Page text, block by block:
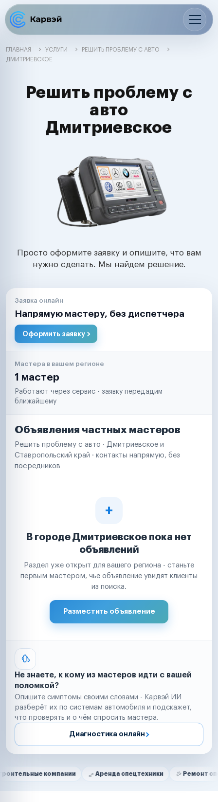
ГЛАВНАЯ УСЛУГИ
РЕШИТЬ ПРОБЛЕМУ С АВТО
ДМИТРИЕВСКОЕ
Решить проблему с
авто
Дмитриевское
Просто оформите заявку и опишите, что вам
нужно сделать. Мы найдем решение.
Заявка онлайн
Напрямую мастеру, без диспетчера
Оформить заявку
Мастера в вашем регионе
1 мастер
Работают через сервис - заявку передадим
ближайшему
Объявления частных мастеров
Решить проблему с авто · Дмитриевское и
Ставропольский край · контакты напрямую, без
посредников
В городе Дмитриевское пока нет
объявлений
Раздел уже открыт для вашего региона - станьте
первым мастером, чьё объявление увидят клиенты
из поиска.
Разместить объявление
Не знаете, к кому из мастеров идти с вашей
поломкой?
Опишите симптомы своими словами - Карвэй ИИ
разберёт их по системам автомобиля и подскажет,
что проверять и о чём спросить мастера.
Диагностика онлайн
Нам доверяют
компании Аренда спецтехники Ремонт спецтехники
Маркетплейсы